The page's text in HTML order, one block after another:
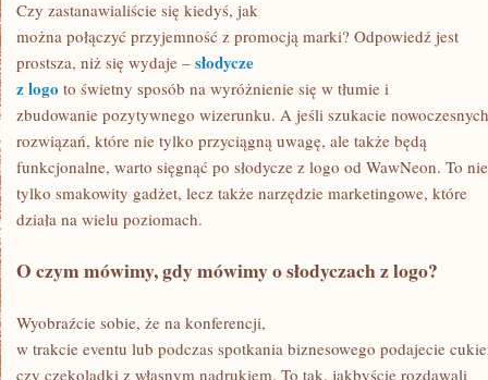
Z
DOSKONAŁY
SPOSÓB
NA
PROMOCJĘ
TWOJEJ
MARKI
Czy zastanawialiście się kiedyś, jak
można połączyć przyjemność z promocją marki? Odpowiedź jest
prostsza, niż się wydaje – słodycze
z logo to świetny sposób na wyróżnienie się w tłumie i
zbudowanie pozytywnego wizerunku. A jeśli szukacie nowoczesnych
rozwiązań, które nie tylko przyciągną uwagę, ale także będą
funkcjonalne, warto sięgnąć po słodycze z logo od WawNeon. To nie
tylko smakowity gadżet, lecz także narzędzie marketingowe, które
działa na wielu poziomach.
O czym mówimy, gdy mówimy o słodyczach z logo?
Wyobraźcie sobie, że na konferencji,
w trakcie eventu lub podczas spotkania biznesowego podajecie
czy czekoladki z własnym nadrukiem. To tak, jakbyście rozdawali